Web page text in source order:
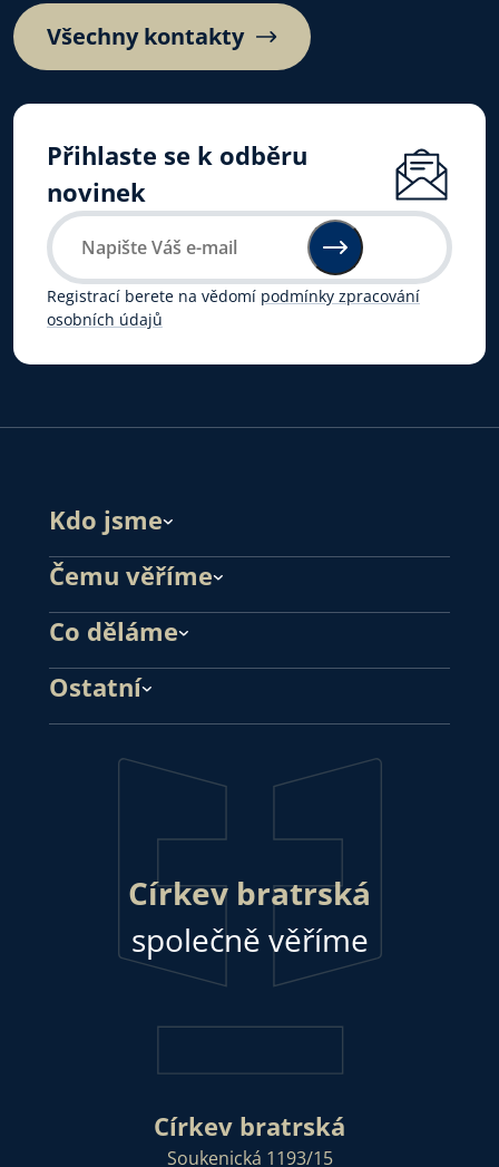
Všechny kontakty
Přihlaste se k odběru
novinek
Registrací berete na vědomí podmínky zpracování
osobních údajů
Kdo jsme
Čemu věříme
Co děláme
Ostatní
Církev bratrská
společně věříme
Církev bratrská
Soukenická 1193/15